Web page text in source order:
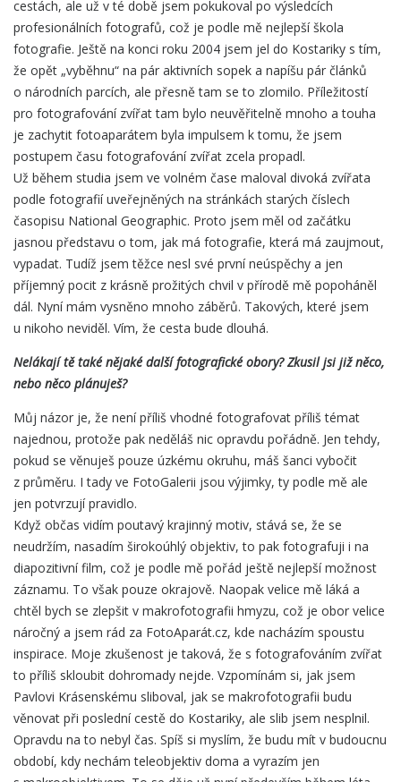
cestách, ale už v té době jsem pokukoval po výsledcích
profesionálních fotografů, což je podle mě nejlepší škola
fotografie. Ještě na konci roku 2004 jsem jel do Kostariky s tím,
že opět „vyběhnu“ na pár aktivních sopek a napíšu pár článků
o národních parcích, ale přesně tam se to zlomilo. Příležitostí
pro fotografování zvířat tam bylo neuvěřitelně mnoho a touha
je zachytit fotoaparátem byla impulsem k tomu, že jsem
postupem času fotografování zvířat zcela propadl.
Už během studia jsem ve volném čase maloval divoká zvířata
podle fotografií uveřejněných na stránkách starých číslech
časopisu National Geographic. Proto jsem měl od začátku
jasnou představu o tom, jak má fotografie, která má zaujmout,
vypadat. Tudíž jsem těžce nesl své první neúspěchy a jen
příjemný pocit z krásně prožitých chvil v přírodě mě popoháněl
dál. Nyní mám vysněno mnoho záběrů. Takových, které jsem
u nikoho neviděl. Vím, že cesta bude dlouhá.
Nelákají tě také nějaké další fotografické obory? Zkusil jsi již něco,
nebo něco plánuješ?
Můj názor je, že není příliš vhodné fotografovat příliš témat
najednou, protože pak neděláš nic opravdu pořádně. Jen tehdy,
pokud se věnuješ pouze úzkému okruhu, máš šanci vybočit
z průměru. I tady ve FotoGalerii jsou výjimky, ty podle mě ale
jen potvrzují pravidlo.
Když občas vidím poutavý krajinný motiv, stává se, že se
neudržím, nasadím širokoúhlý objektiv, to pak fotografuji i na
diapozitivní film, což je podle mě pořád ještě nejlepší možnost
záznamu. To však pouze okrajově. Naopak velice mě láká a
chtěl bych se zlepšit v makrofotografii hmyzu, což je obor velice
náročný a jsem rád za FotoAparát.cz, kde nacházím spoustu
inspirace. Moje zkušenost je taková, že s fotografováním zvířat
to příliš skloubit dohromady nejde. Vzpomínám si, jak jsem
Pavlovi Krásenskému sliboval, jak se makrofotografii budu
věnovat při poslední cestě do Kostariky, ale slib jsem nesplnil.
Opravdu na to nebyl čas. Spíš si myslím, že budu mít v budoucnu
období, kdy nechám teleobjektiv doma a vyrazím jen